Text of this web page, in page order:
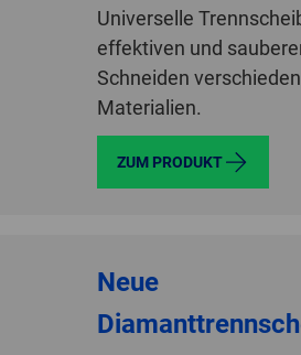
Universelle
effektiven und
Schneiden
Materialien.
ZUM PRODUKT
Neue